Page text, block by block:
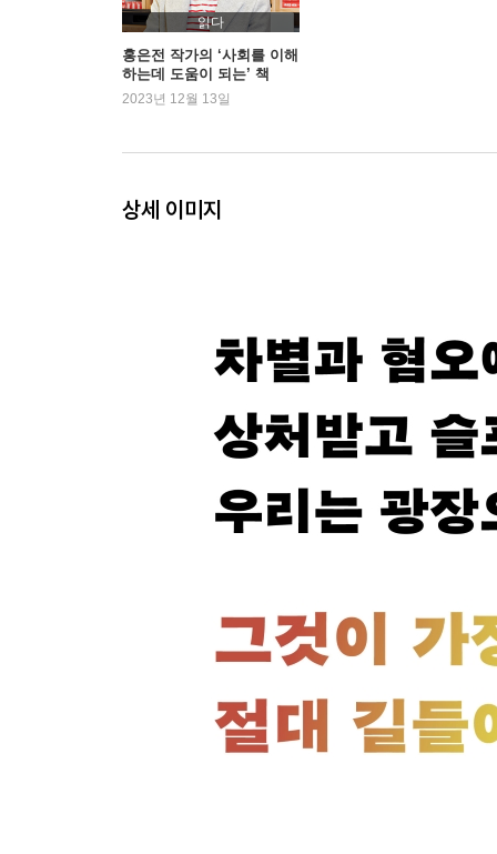
우린 춤추면서 싸우지, 그게 퀴어야
경찰서 앞에 무지개가 뜨다
비온 뒤에 무지개가 뜰 테니까
마포 성소수자 현수막 문구 샅바싸움
성소수자의 나이 듦
3부 전환해야 하는 건 당신입니다
불편과 불행을 구분해주세요
동성애를 인정하면 수간도 인정될까 걱정하는 이
탈이성애자협회가 없는 이유
왜 ‘알몸 축제’를 하냐고 묻는 분들에게
남녀가 손잡으면 임신됩니다
검출되지 않으면 전염되지 않는다
테스토스테론은 죄가 없다
스포츠의 공정성을 해치는 시스젠더들
읽다
홍은전 작가의 ‘사회를 이해
하는데 도움이 되는’ 책
2023년 12월 13일
상세 이미지